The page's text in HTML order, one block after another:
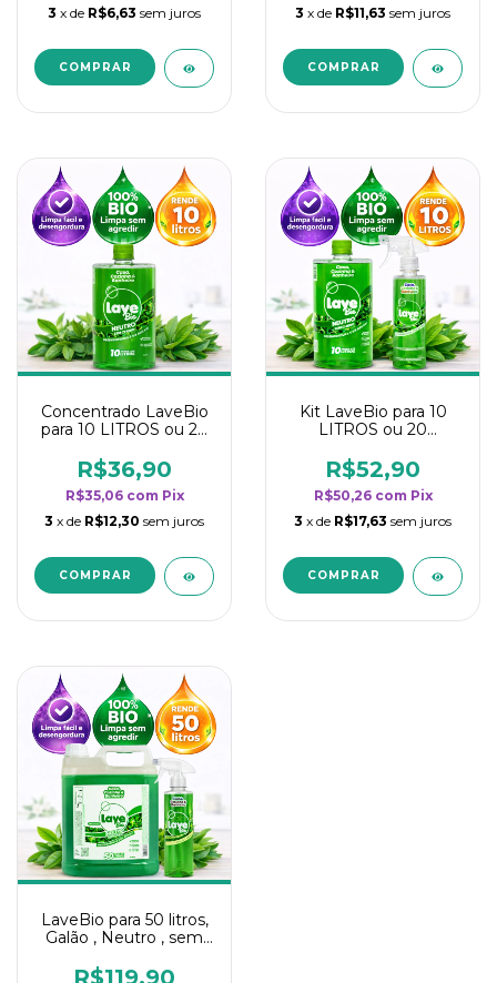
3 x de R$6,63 sem juros
3 x de R$11,63 sem juros
Concentrado LaveBio
para 10 LITROS ou 20
rendimento da
categoria - Neutro
R$36,90
R$35,06 com Pix
3 x de R$12,30 sem juros
Kit LaveBio para 10
LITROS ou 20
rendimento da
categoria - Neutro
R$52,90
R$50,26 com Pix
3 x de R$17,63 sem juros
LaveBio para 50 litros,
Galão , Neutro , sem